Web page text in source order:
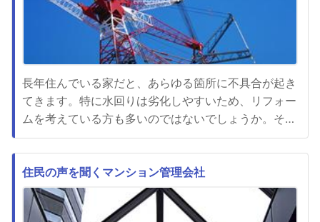
長年住んでいる家だと、あらゆる箇所に不具合が起き
てきます。特に水回りは劣化しやすいため、リフォー
ムを考えている方も多いのではないでしょうか。そん
な方におすすめなのが、浜松市にある株式会社グッド
ホームです。こちらの会社は、キッチンリフォームや
浴室リフォームなどをたくさん手掛けており、年間
400台以上も施工しています。また、プランニングか
ら現場管理、施工、アフタ...
住民の声を聞くマンション管理会社